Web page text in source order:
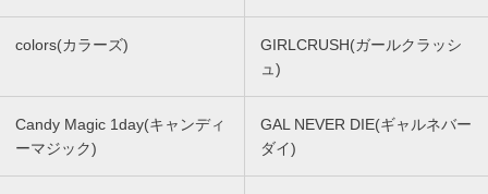
colors(カラーズ)
GIRLCRUSH(ガールクラッシ
ュ)
Candy Magic 1day(キャンディ
ーマジック)
GAL NEVER DIE(ギャルネバー
ダイ)